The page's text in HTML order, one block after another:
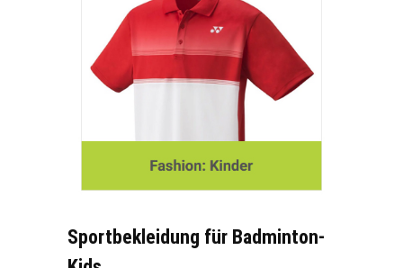
Sportbekleidung für Badminton-